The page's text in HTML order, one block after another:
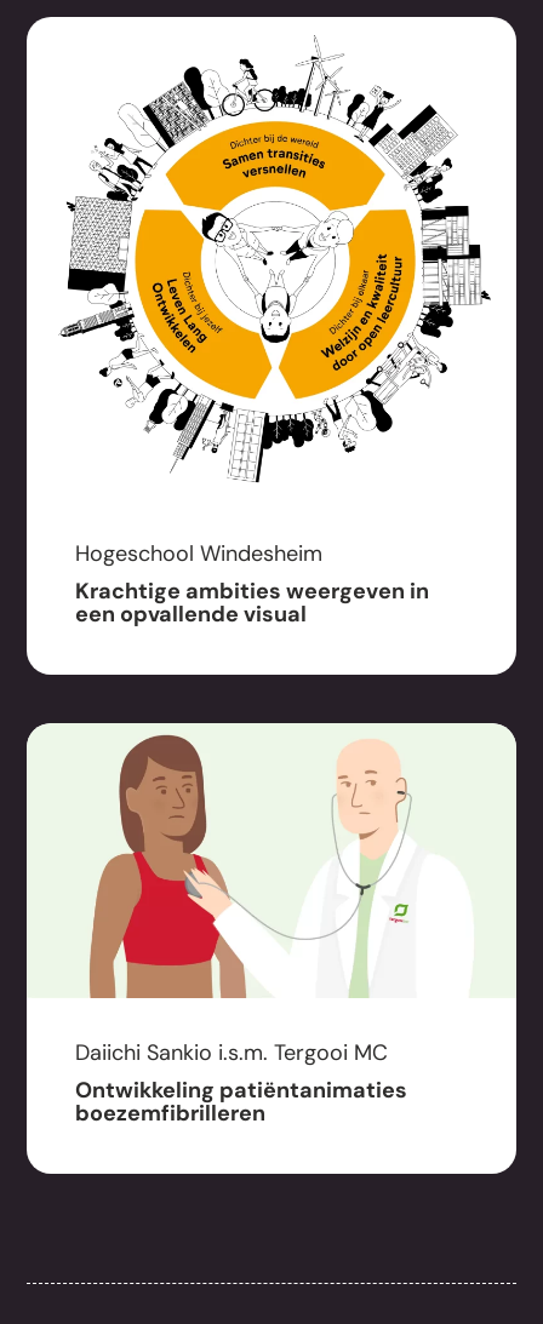
Hogeschool Windesheim
Krachtige ambities weergeven in
een opvallende visual
Daiichi Sankio i.s.m. Tergooi MC
Ontwikkeling patiëntanimaties
boezemfibrilleren